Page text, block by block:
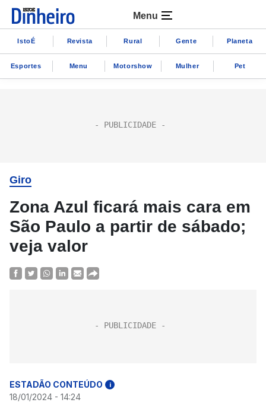
Menu
IstoÉ Revista Rural Gente Planeta
Esportes Menu Motorshow Mulher Pet
Giro
Zona Azul ficará mais cara em
São Paulo a partir de sábado;
veja valor
ESTADÃO CONTEÚDO i
18/01/2024 - 14:24